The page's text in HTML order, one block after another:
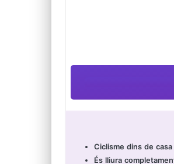
Ciclisme dins de
És lliura